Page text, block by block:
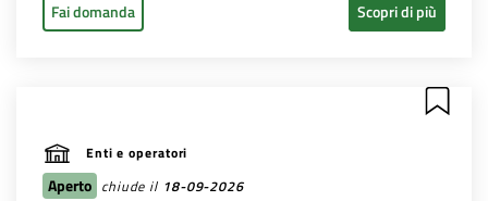
Fai domanda Scopri di più
Enti e operatori
Aperto chiude il 18-09-2026